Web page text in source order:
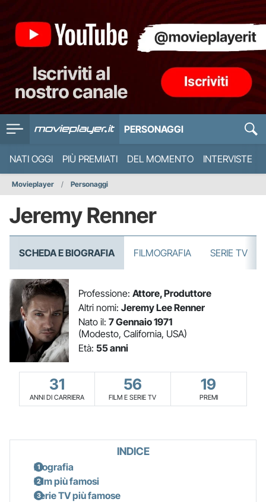
PERSONAGGI
NATI OGGI PIÙ PREMIATI DEL MOMENTO INTERVISTE
Movieplayer Personaggi
Jeremy Renner
SCHEDA E BIOGRAFIA FILMOGRAFIA SERIE TV
Professione: Attore, Produttore
Altri nomi: Jeremy Lee Renner
Nato il: 7 Gennaio 1971
(Modesto, California, USA)
Età: 55 anni
31
ANNI DI CARRIERA
56
FILM E SERIE TV
19
PREMI
INDICE
Biografia
Film più famosi
Serie TV più famose